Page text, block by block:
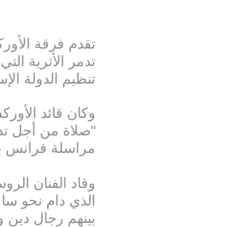
تقدم فرقة
تدمر الأثرية
تنظيم الدولة
وكان قائد
"صلاة من أجل
مراسلة
وقاد الفنان
بينهم رجال